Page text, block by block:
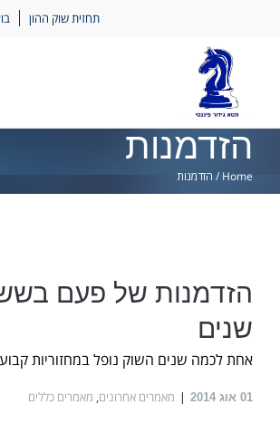
תחזית שוק ההון
הזדמנות
Home
/ הזדמנות
הזדמנות של פעם
שנים
אחת לכמה שנים השוק נופל במחזוריות
01 אוג 2014 מאמרים אחרונים, מאמרים כללים